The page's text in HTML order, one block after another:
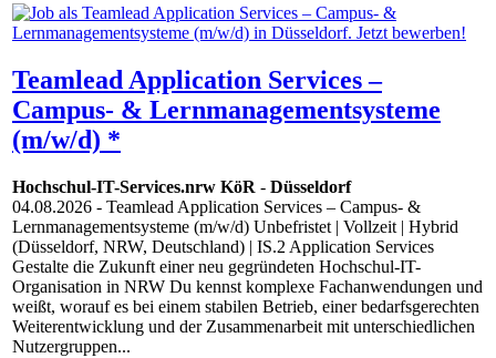
Teamlead Application Services –
Campus- & Lernmanagementsysteme
(m/w/d) *
Hochschul-IT-Services.nrw KöR - Düsseldorf
04.08.2026 - Teamlead Application Services – Campus- &
Lernmanagementsysteme (m/w/d) Unbefristet | Vollzeit | Hybrid
(Düsseldorf, NRW, Deutschland) | IS.2 Application Services
Gestalte die Zukunft einer neu gegründeten Hochschul-IT-
Organisation in NRW Du kennst komplexe Fachanwendungen und
weißt, worauf es bei einem stabilen Betrieb, einer bedarfsgerechten
Weiterentwicklung und der Zusammenarbeit mit unterschiedlichen
Nutzergruppen...